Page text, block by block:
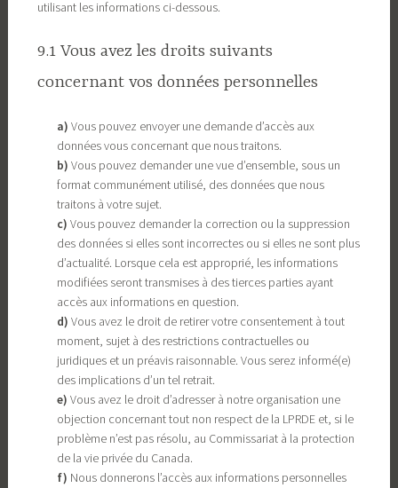
utilisant les informations ci-dessous.
9.1 Vous avez les droits suivants
concernant vos données personnelles
Vous pouvez envoyer une demande d’accès aux
données vous concernant que nous traitons.
Vous pouvez demander une vue d’ensemble, sous un
format communément utilisé, des données que nous
traitons à votre sujet.
Vous pouvez demander la correction ou la suppression
des données si elles sont incorrectes ou si elles ne sont plus
d’actualité. Lorsque cela est approprié, les informations
modifiées seront transmises à des tierces parties ayant
accès aux informations en question.
Vous avez le droit de retirer votre consentement à tout
moment, sujet à des restrictions contractuelles ou
juridiques et un préavis raisonnable. Vous serez informé(e)
des implications d’un tel retrait.
Vous avez le droit d’adresser à notre organisation une
objection concernant tout non respect de la LPRDE et, si le
problème n’est pas résolu, au Commissariat à la protection
de la vie privée du Canada.
Nous donnerons l’accès aux informations personnelles